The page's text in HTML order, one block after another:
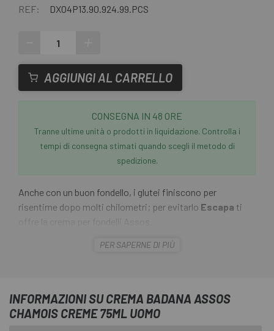
REF: DX04P13.90.924.99.PCS
AGGIUNGI AL CARRELLO
CONSEGNA IN 48 ORE
Tranne ultime unità o prodotti in liquidazione. Controlla i
tempi di consegna stimati quando scegli il metodo di
spedizione.
Anche con un buon fondello, i glutei finiscono per
risentirne dopo molti chilometri; per evitarlo Escapa ti
offre la crema per fondelli Assos.
La Chamois Crème di Assos è ora disponibile in un
riduce l'irritazione causata dalla frizione, oltre a idratare e
riparare la pelle.
PER SAPERNE DI PIÙ
INFORMAZIONI SU CREMA BADANA ASSOS
CHAMOIS CREME 75ML UOMO